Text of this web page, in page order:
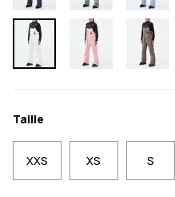
Taille
XXS XS S